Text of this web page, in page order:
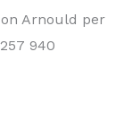
Arnould per
940